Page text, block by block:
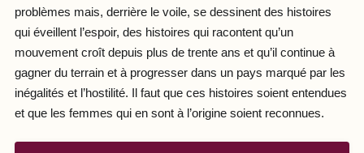
problèmes mais, derrière le voile, se dessinent des histoires
qui éveillent l’espoir, des histoires qui racontent qu’un
mouvement croît depuis plus de trente ans et qu’il continue à
gagner du terrain et à progresser dans un pays marqué par les
inégalités et l’hostilité. Il faut que ces histoires soient entendues
et que les femmes qui en sont à l’origine soient reconnues.